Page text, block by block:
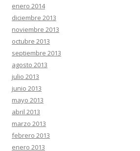
enero 2014
diciembre 2013
noviembre 2013
octubre 2013
septiembre 2013
agosto 2013
julio 2013
junio 2013
mayo 2013
abril 2013
marzo 2013
febrero 2013
enero 2013